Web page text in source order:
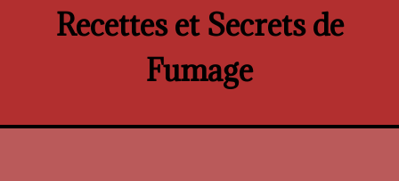
Recettes et Secrets de
Fumage